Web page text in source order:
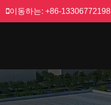
이동하는:+86-13306772198